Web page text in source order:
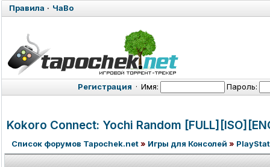
Правила · ЧаВо
Регистрация · Имя: Пароль:
Kokoro Connect: Yochi Random
Список форумов Tapochek.net» Игры для Консолей »